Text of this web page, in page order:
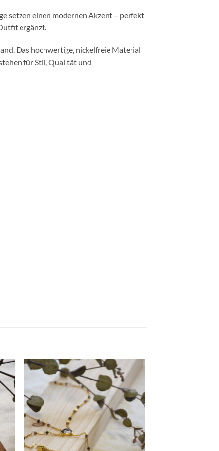
setzen einen modernen Akzent – perfekt
ergänzt.
Das hochwertige, nickelfreie Material
für Stil, Qualität und